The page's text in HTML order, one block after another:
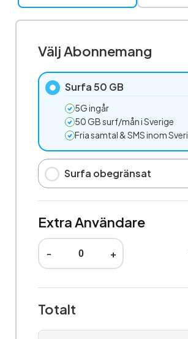
Välj Abonnemang
Surfa 50 GB
5G ingår
50 GB surf/mån i Sverige
Fria samtal & SMS inom
Surfa obegränsat
Extra Användare
- +
Totalt